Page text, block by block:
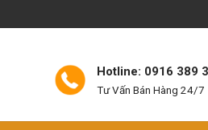
Hotline: 0916 389
Tư Vấn Bán Hàng 24/7